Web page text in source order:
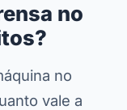
no
no
vale a